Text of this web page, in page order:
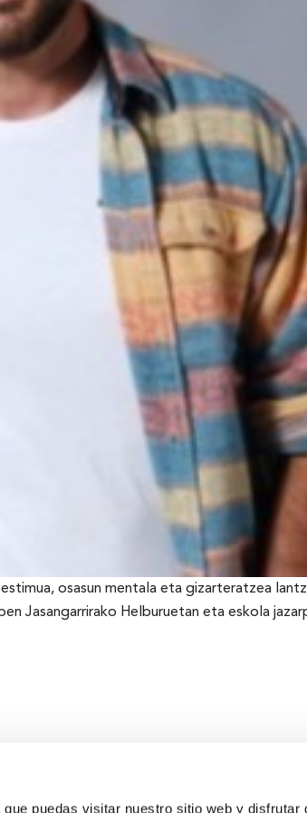
puedas visitar nuestro sitio web y disfrutar
osasun mentala eta gizarteratzea
Jasangarrirako Helburuetan eta eskola